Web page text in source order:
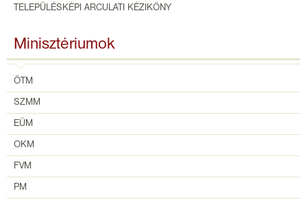
TELEPÜLÉSKÉPI ARCULATI KÉZIKÖNY
Minisztériumok
ÖTM
SZMM
EÜM
OKM
FVM
PM